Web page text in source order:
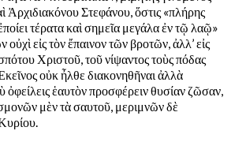
Στεφάνου, ὅστις «πλήρης
τέρατα καὶ σημεῖα μεγάλα ἐν τῷ λαῷ»
εἰς τὸν ἔπαινον τῶν βροτῶν, ἀλλ’ εἰς
Χριστοῦ, τοῦ νίψαντος τοὺς πόδας
οὐκ ἦλθε διακονηθῆναι ἀλλὰ
ὀφείλεις ἑαυτὸν προσφέρειν θυσίαν ζῶσαν,
μὲν τὰ σαυτοῦ, μεριμνῶν δὲ